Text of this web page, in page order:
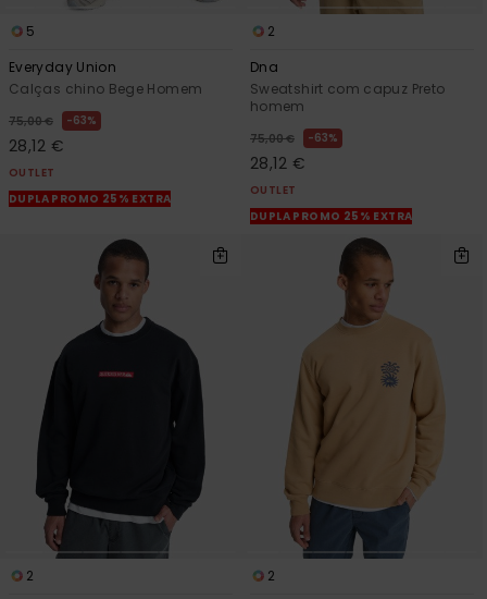
5
Everyday Union
Calças chino Bege Homem
75,00 € 63%
28,12 €
OUTLET
DUPLA PROMO 25% EXTRA
2
Dna
Sweatshirt com capuz Preto
homem
75,00 € 63%
28,12 €
OUTLET
DUPLA PROMO 25% EXTRA
2 2